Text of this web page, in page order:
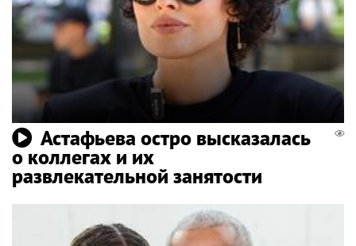
Астафьева остро высказалась
о коллегах и их
развлекательной занятости